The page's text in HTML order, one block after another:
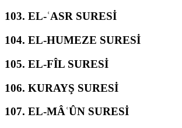
103. EL-ʿASR SURESİ
104. EL-HUMEZE SURESİ
105. EL-FÎL SURESİ
106. KURAYŞ SURESİ
107. EL-MÂʿÛN SURESİ